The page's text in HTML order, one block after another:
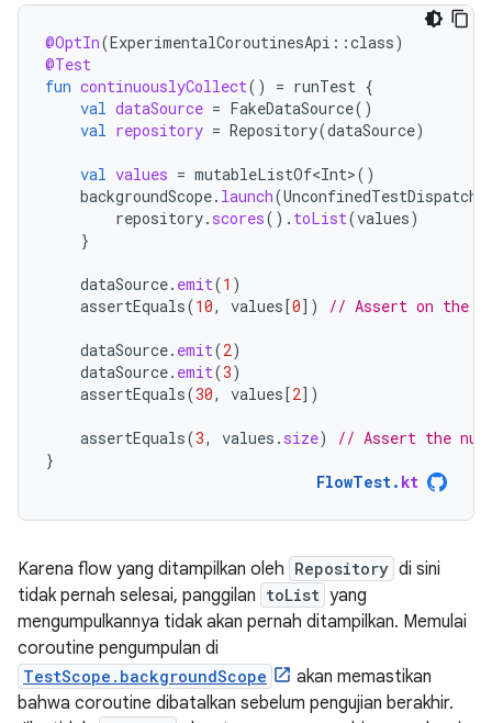
@OptIn(ExperimentalCoroutinesApi ::class)
@Test
fun continuouslyCollect() = runTest {
val dataSource = FakeDataSource()
val repository = Repository(dataSource)
val values = mutableListOf<Int>()
backgroundScope. launch(
repository. scores(). toList(values)
}
dataSource. emit(1 )
assertEquals(10, values[0] ) // Assert on the
dataSource. emit(2)
dataSource. emit(3)
assertEquals(30, values[2] )
assertEquals(3, values . size)
// Assert the
}
FlowTest. kt
Karena flow yang ditampilkan oleh Repository di sini
tidak pernah selesai, panggilan toList yang
mengumpulkannya tidak akan pernah ditampilkan. Memulai
coroutine pengumpulan di
TestScope.backgroundScope
akan memastikan
bahwa coroutine dibatalkan sebelum pengujian berakhir.